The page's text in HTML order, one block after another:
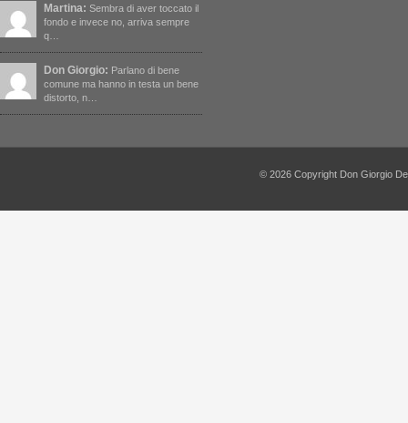
Martina: Sembra di aver toccato il
fondo e invece no, arriva sempre
q…
Don Giorgio: Parlano di bene
comune ma hanno in testa un bene
distorto, n…
© 2026 Copyright Don Giorgio